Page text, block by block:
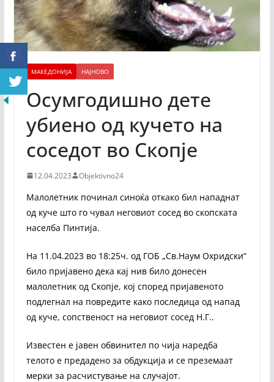
МАКЕДОНИЈА НАЈНОВО
Осумгодишно дете
убиено од кучето на
соседот во Скопје
12.04.2023 Objektivno24
Малолетник починал синоќа откако бил нападнат
од куче што го чувал неговиот сосед во скопската
населба Пинтија.
На 11.04.2023 во 18:25ч. од ГОБ „Св.Наум Охридски“
било пријавено дека кај нив било донесен
малолетник од Скопје, кој според пријавеното
подлегнал на повредите како последица од напад
од куче, сопственост на неговиот сосед Н.Г..
Известен е јавен обвинител по чија наредба
телото е предадено за обдукција и се преземаат
мерки за расчистување на случајот.